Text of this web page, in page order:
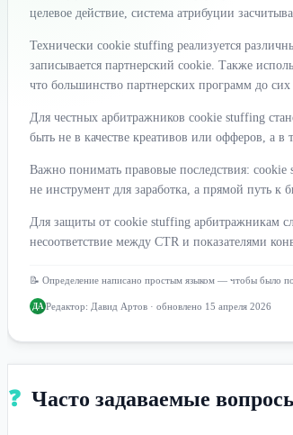
целевое действие, система атрибуции
Технически cookie stuffing реализуется
записывается партнерский cookie. Также
что большинство партнерских программ до
Для честных арбитражников cookie stuffing
быть не в качестве креативов или офферов, а
Важно понимать правовые последствия:
не инструмент для заработка, а прямой путь к
Для защиты от cookie stuffing арбитражникам
несоответствие между CTR и показателями
📝 Определение написано простым языком — чтобы было
ДА Редактор: Давид Артов · обновлено 15 апреля 2026
❓ Часто задаваемые